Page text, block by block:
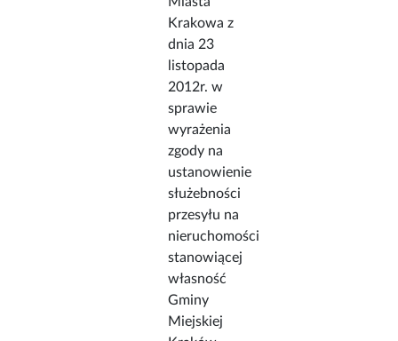
Krakowa z
dnia 23
listopada
2012r. w
sprawie
wyrażenia
zgody na
ustanowienie
służebności
przesyłu na
nieruchomości
stanowiącej
własność
Gminy
Miejskiej